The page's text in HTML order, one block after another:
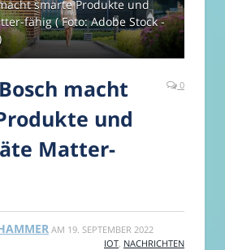
smarte Produkte und
fähig ( Foto: Adobe Stock -
macht
und
Matter-
0
AM 19. SEPTEMBER 2022
IOT NACHRICHTEN